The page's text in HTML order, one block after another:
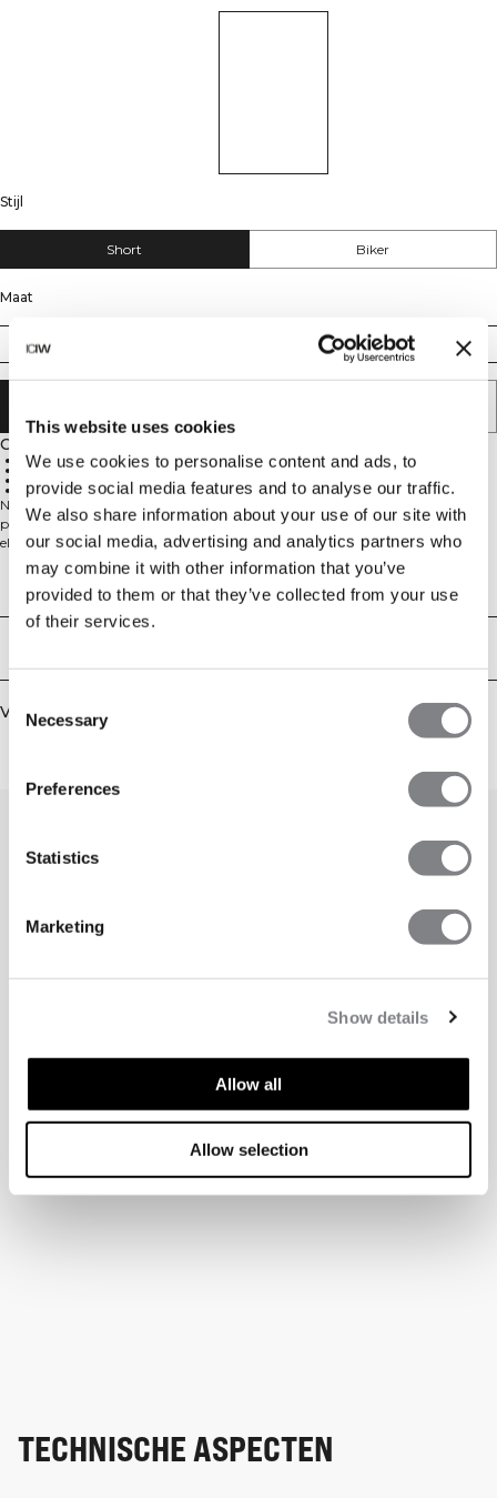
This website uses cookies
We use cookies to personalise content and ads, to
provide social media features and to analyse our traffic.
We also share information about your use of our site with
our social media, advertising and analytics partners who
may combine it with other information that you’ve
provided to them or that they’ve collected from your use
of their services.
Selection
Necessary
Preferences
Statistics
Marketing
Show details
Allow all
Allow selection
Stijl
Short Biker
Maat
XS XL XXL
Omschrijving
Naadloze constructie
4-weg stretch
Hoge taille
Achterzak met rits
Naadloze shorts met telefoonzak. De Define Seamless-lijn is een van onze
populairste collecties, en dat is niet zonder reden. De naadloze stof is zacht,
elastisch en soepel, wat zorgt voor veel bewegingsvrijheid en een goede
pasvorm. Deze collectie, met een ruim assortiment aan leggings, sport-bh's
en topjes in trendy kleuren, is perfect voor verschillende soorten work-outs. 4-
way stretch stof met de nieuwste naadloze technologie voor meer mobiliteit
tijdens je work-out. Elastische en duurzame stof met ICIW-logo op linkerheup
binnenbeenlengte. Inclusief zakje met onzichtbare rits en waterafstotende
elastaan.
Technische aspecten
Vergelijkbare producten
TECHNISCHE ASPECTEN